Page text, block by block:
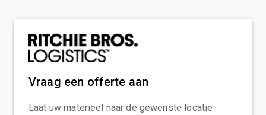
Vraag een offerte aan
Laat uw materieel naar de gewenste locatie